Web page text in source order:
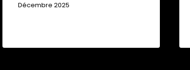
Décembre 2025